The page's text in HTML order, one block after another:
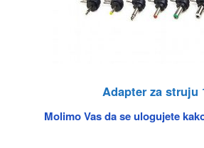
Adapter za struju
Molimo Vas da se ulogujete